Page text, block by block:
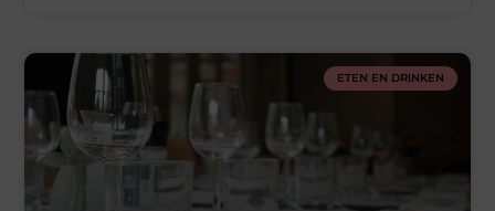
ETEN EN DRINKEN